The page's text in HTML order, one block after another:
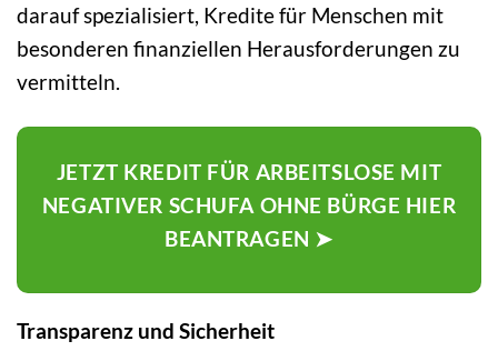
darauf spezialisiert, Kredite für Menschen mit
besonderen finanziellen Herausforderungen zu
vermitteln.
JETZT KREDIT FÜR ARBEITSLOSE MIT
NEGATIVER SCHUFA OHNE BÜRGE HIER
BEANTRAGEN ➤
Transparenz und Sicherheit